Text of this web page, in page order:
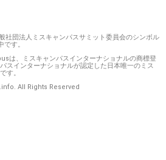
社団法人ミスキャンパスサミット委員会のシンボル
す。
は、ミスキャンパスインターナショナルの商標登
スインターナショナルが認定した日本唯一のミス
す。
All Rights Reserved